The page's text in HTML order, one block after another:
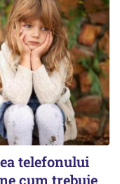
telefonului
cum trebuie